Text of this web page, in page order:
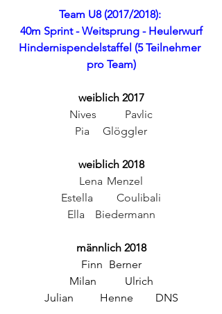
Team U8 (2017/2018):
40m Sprint - Weitsprung - Heulerwurf
Hindernispendelstaffel (5 Teilnehmer
pro Team)
weiblich 2017
Nives	Pavlic
Pia	Glöggler
weiblich 2018
Lena	Menzel
Estella	Coulibali
Ella	Biedermann
männlich 2018
Finn	Berner
Milan	Ulrich
Julian	Henne	DNS